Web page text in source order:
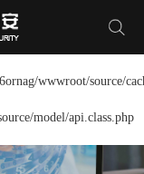
wwwroot/source/
model/api.class.php